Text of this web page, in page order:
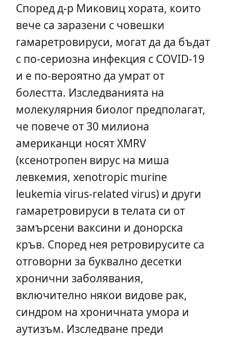
Според д-р Миковиц хората, които
вече са заразени с човешки
гамаретровируси, могат да да бъдат
с по-сериозна инфекция с COVID-19
и е по-вероятно да умрат от
болестта. Изследванията на
молекулярния биолог предполагат,
че повече от 30 милиона
американци носят XMRV
(ксенотропен вирус на миша
левкемия, xenotropic murine
leukemia virus-related virus) и други
гамаретровируси в телата си от
замърсени ваксини и донорска
кръв. Според нея ретровирусите са
отговорни за буквално десетки
хронични заболявания,
включително някои видове рак,
синдром на хроничната умора и
аутизъм. Изследване преди